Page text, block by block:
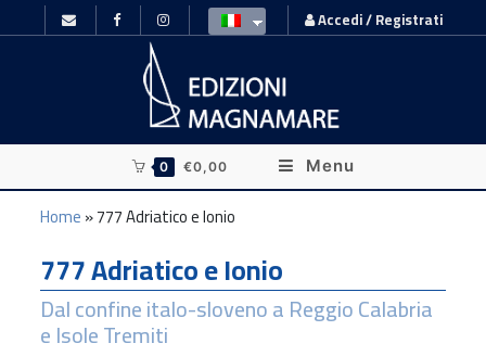
Accedi / Registrati
0 €0,00 Menu
Home»777 Adriatico e Ionio
777 Adriatico e Ionio
Dal confine italo-sloveno a Reggio Calabria
e Isole Tremiti